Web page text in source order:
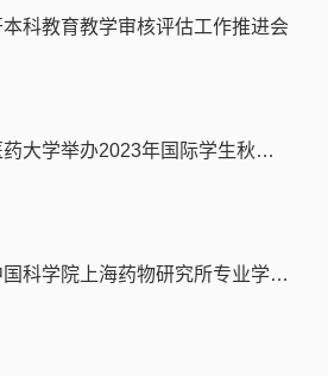
科教育教学审核评估工作推进会
上海中医药大学举办2023年国际学生秋冬季校园开放日活动
我校与中国科学院上海药物研究所专业学位研究生实践基地建设研讨会顺利召开